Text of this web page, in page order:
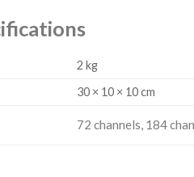
2 kg
30 × 10 × 10 cm
72 channels, 184